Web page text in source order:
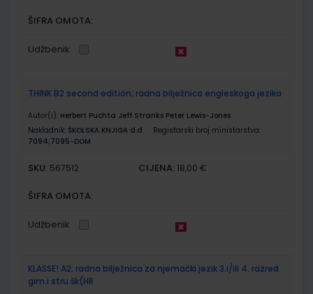
ŠIFRA OMOTA:
Udžbenik
THINK B2 second edition; radna bilježnica engleskoga jezika
Autor(i): Herbert Puchta Jeff Stranks Peter Lewis-Jones
Nakladnik: ŠKOLSKA KNJIGA d.d.
Registarski broj ministarstva:
7094;7095-DOM
SKU: 567512 CIJENA: 18,00 €
ŠIFRA OMOTA:
Udžbenik
KLASSE! A2; radna bilježnica za njemački jezik 3.i/ili 4. razred
gim.i stru.šk(HR